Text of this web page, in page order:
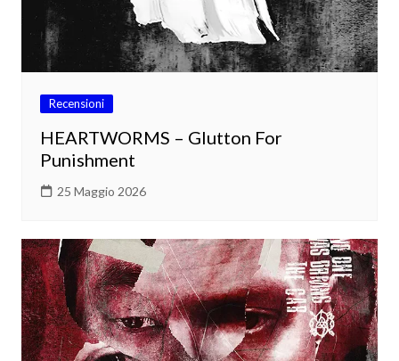
Recensioni
HEARTWORMS – Glutton For
Punishment
25 Maggio 2026